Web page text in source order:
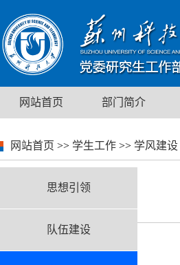
网站首页 部门简介
网站首页 >> 学生工作 >> 学风建设
思想引领
队伍建设